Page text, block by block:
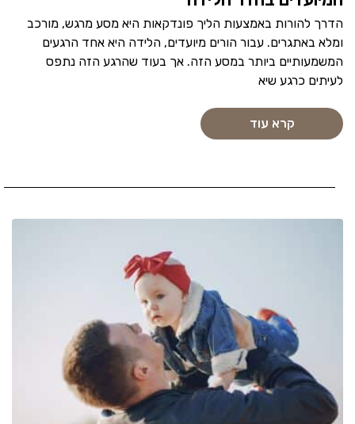
הדרך להורות באמצעות הליך פונדקאות היא מסע מרגש, מורכב
ומלא באתגרים. עבור הורים מיועדים, הלידה היא אחד הרגעים
המשמעותיים ביותר במסע הזה. אך בעוד שהרגע הזה נתפס
לעיתים כרגע שיא
קרא עוד